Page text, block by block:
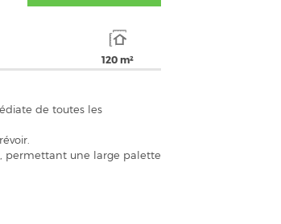
120 m²
de toutes les
permettant une large palette